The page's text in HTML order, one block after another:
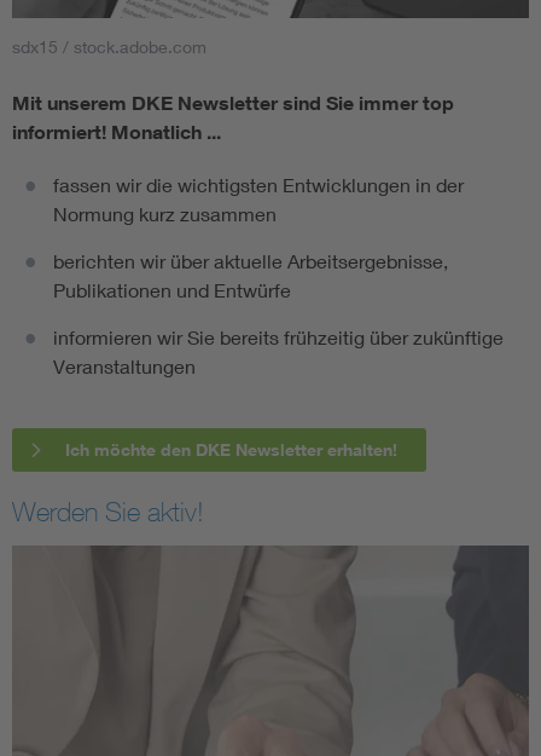
sdx15 / stock.adobe.com
Mit unserem DKE Newsletter sind Sie immer top
informiert! Monatlich ...
fassen wir die wichtigsten Entwicklungen in der
Normung kurz zusammen
berichten wir über aktuelle Arbeitsergebnisse,
Publikationen und Entwürfe
informieren wir Sie bereits frühzeitig über zukünftige
Veranstaltungen
Ich möchte den DKE Newsletter erhalten!
Werden Sie aktiv!